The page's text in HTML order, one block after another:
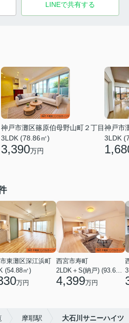
LINEで共有する
神戸市灘区篠原伯母野山町２丁目
3LDK (78.86㎡)
3,390万円
神戸市
3LDK
東灘区深江浜町
(54.88㎡)
万円
西宮市寿町
2LDK＋S(納戸) (93.60㎡)
4,399万円
摩耶駅 大石川サニーハイツ